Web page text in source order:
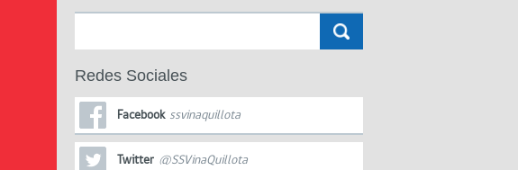
Redes Sociales
Facebook ssvinaquillota
Twitter @SSVinaQuillota